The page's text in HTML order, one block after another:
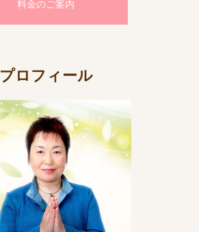
料金のご案内
プロフィール